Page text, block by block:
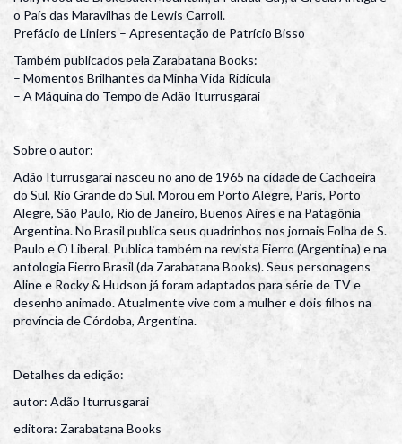
o País das Maravilhas de Lewis Carroll.
Prefácio de Liniers – Apresentação de Patrício Bisso
Também publicados pela Zarabatana Books:
– Momentos Brilhantes da Minha Vida Ridícula
– A Máquina do Tempo de Adão Iturrusgarai
Sobre o autor:
Adão Iturrusgarai nasceu no ano de 1965 na cidade de Cachoeira
do Sul, Rio Grande do Sul. Morou em Porto Alegre, Paris, Porto
Alegre, São Paulo, Rio de Janeiro, Buenos Aires e na Patagônia
Argentina. No Brasil publica seus quadrinhos nos jornais Folha de S.
Paulo e O Liberal. Publica também na revista Fierro (Argentina) e na
antologia Fierro Brasil (da Zarabatana Books). Seus personagens
Aline e Rocky & Hudson já foram adaptados para série de TV e
desenho animado. Atualmente vive com a mulher e dois filhos na
província de Córdoba, Argentina.
Detalhes da edição:
autor: Adão Iturrusgarai
editora: Zarabatana Books